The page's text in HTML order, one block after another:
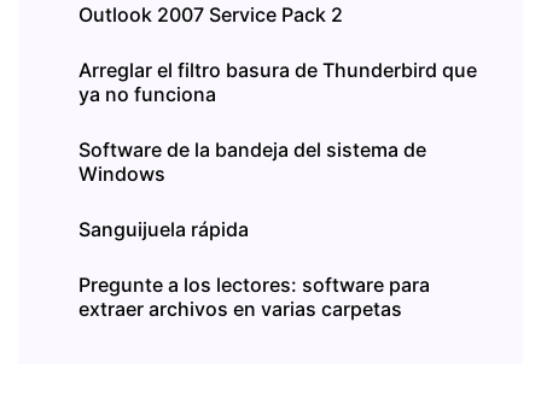
Outlook 2007 Service Pack 2
Arreglar el filtro basura de Thunderbird que
ya no funciona
Software de la bandeja del sistema de
Windows
Sanguijuela rápida
Pregunte a los lectores: software para
extraer archivos en varias carpetas